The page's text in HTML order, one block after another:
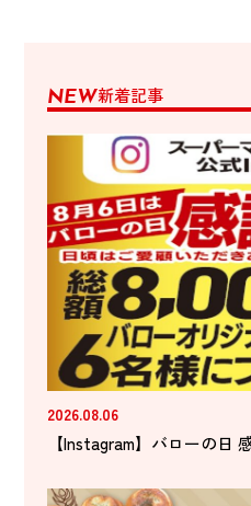
NEW新着記事
2026.08.06
【Instagram】バローの日